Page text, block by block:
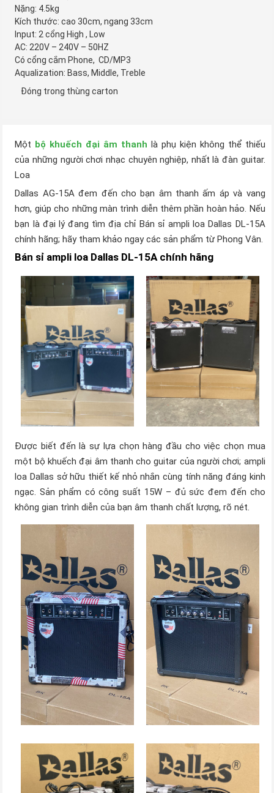
Nặng: 4.5kg
Kích thước: cao 30cm, ngang 33cm
Input: 2 cổng High , Low
AC: 220V – 240V – 50HZ
Có cổng cắm Phone, CD/MP3
Aqualization: Bass, Middle, Treble
Đóng trong thùng carton
Một bộ khuếch đại âm thanh là phụ kiện không thể thiếu
của những người chơi nhạc chuyên nghiệp, nhất là đàn guitar.
Loa
Dallas AG-15A đem đến cho bạn âm thanh ấm áp và vang
hơn, giúp cho những màn trình diễn thêm phần hoàn hảo. Nếu
bạn là đại lý đang tìm địa chỉ Bán sỉ ampli loa Dallas DL-15A
chính hãng; hãy tham khảo ngay các sản phẩm từ Phong Vân.
Bán sỉ ampli loa Dallas DL-15A chính hãng
Được biết đến là sự lựa chọn hàng đầu cho việc chọn mua
một bộ khuếch đại âm thanh cho guitar của người chơi; ampli
loa Dallas sở hữu thiết kế nhỏ nhắn cùng tính năng đáng kinh
ngạc. Sản phẩm có công suất 15W – đủ sức đem đến cho
không gian trình diễn của bạn âm thanh chất lượng, rõ nét.